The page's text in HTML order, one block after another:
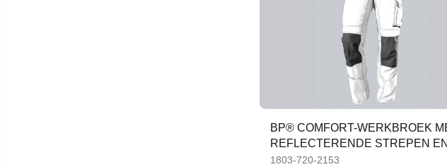
BP® COMFORT-WERKBROEK
REFLECTERENDE STREPEN EN
KNIEZAKKEN
1803-720-2153